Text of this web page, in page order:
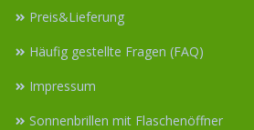
Preis&Lieferung
Häufig gestellte Fragen (FAQ)
Impressum
Sonnenbrillen mit Flaschenöffner